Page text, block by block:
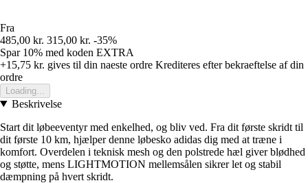
Fra
485,00 kr. 315,00 kr. -35%
Spar 10% med koden EXTRA
+15,75 kr. gives til din naeste ordre Krediteres efter bekraeftelse af din
ordre
Loading...
Beskrivelse
Start dit løbeeventyr med enkelhed, og bliv ved. Fra dit første skridt til
dit første 10 km, hjælper denne løbesko adidas dig med at træne i
komfort. Overdelen i teknisk mesh og den polstrede hæl giver blødhed
og støtte, mens LIGHTMOTION mellemsålen sikrer let og stabil
dæmpning på hvert skridt.